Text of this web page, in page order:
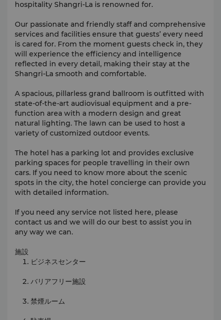
hospitality Shangri-La is renowned for.
Our passionate and friendly staff and comprehensive
services and facilities ensure that guests’ every need
is cared for. From the moment guests check in, they
will experience the efficiency and intelligence
reflected in every detail, making their stay at the
Shangri-La smooth and comfortable.
A spacious, pillarless grand ballroom is outfitted with
state-of-the-art audiovisual equipment and a pre-
function area with a modern design and great
natural lighting. The lawn can be used to host a
variety of customized outdoor events.
The hotel has a parking lot and provides exclusive
parking spaces for people travelling in their own
cars. If you need to know more about the scenic
spots in the city, the hotel concierge can provide you
with detailed information.
If you need any service not listed here, please
contact us and we will do our best to assist you in
any way we can.
施設
ビジネスセンター
バリアフリー施設
禁煙ルーム